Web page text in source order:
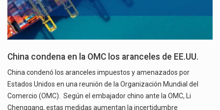
China condena en la OMC los aranceles de EE.UU.
China condenó los aranceles impuestos y amenazados por
Estados Unidos en una reunión de la Organización Mundial del
Comercio (OMC). Según el embajador chino ante la OMC, Li
Chenggang, estas medidas aumentan la incertidumbre